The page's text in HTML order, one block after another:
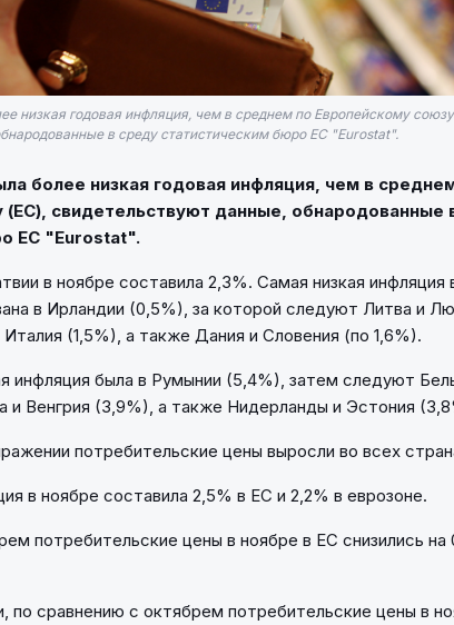
низкая годовая инфляция, чем в среднем по Европейскому
в среду статистическим бюро ЕС "Eurostat".
более низкая годовая инфляция, чем в
(ЕС), свидетельствуют данные, обнародованные
ЕС "Eurostat".
в ноябре составила 2,3%. Самая низкая
в Ирландии (0,5%), за которой следуют Литва и
(1,5%), а также Дания и Словения (по 1,6%).
инфляция была в Румынии (5,4%), затем следуют
и Венгрия (3,9%), а также Нидерланды и Эстония
потребительские цены выросли во всех
в ноябре составила 2,5% в ЕС и 2,2% в еврозоне.
потребительские цены в ноябре в ЕС снизились на
по сравнению с октябрем потребительские цены в